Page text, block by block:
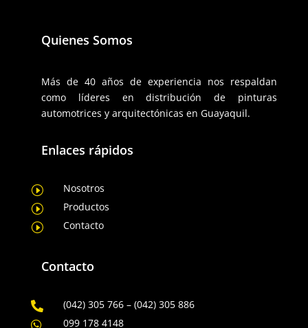
Quienes Somos
Más de 40 años de experiencia nos respaldan
como líderes en distribución de pinturas
automotrices y arquitectónicas en Guayaquil.
Enlaces rápidos
I Nosotros
I Productos
I Contacto
Contacto
 (042) 305 766 – (042) 305 886
 099 178 4148